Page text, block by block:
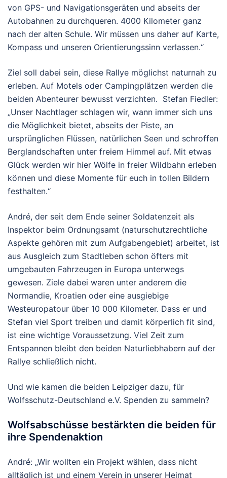
von GPS- und Navigationsgeräten und abseits der
Autobahnen zu durchqueren. 4000 Kilometer ganz
nach der alten Schule. Wir müssen uns daher auf Karte,
Kompass und unseren Orientierungssinn verlassen.“
Ziel soll dabei sein, diese Rallye möglichst naturnah zu
erleben. Auf Motels oder Campingplätzen werden die
beiden Abenteurer bewusst verzichten. Stefan Fiedler:
„Unser Nachtlager schlagen wir, wann immer sich uns
die Möglichkeit bietet, abseits der Piste, an
ursprünglichen Flüssen, natürlichen Seen und schroffen
Berglandschaften unter freiem Himmel auf. Mit etwas
Glück werden wir hier Wölfe in freier Wildbahn erleben
können und diese Momente für euch in tollen Bildern
festhalten.“
André, der seit dem Ende seiner Soldatenzeit als
Inspektor beim Ordnungsamt (naturschutzrechtliche
Aspekte gehören mit zum Aufgabengebiet) arbeitet, ist
aus Ausgleich zum Stadtleben schon öfters mit
umgebauten Fahrzeugen in Europa unterwegs
gewesen. Ziele dabei waren unter anderem die
Normandie, Kroatien oder eine ausgiebige
Westeuropatour über 10 000 Kilometer. Dass er und
Stefan viel Sport treiben und damit körperlich fit sind,
ist eine wichtige Voraussetzung. Viel Zeit zum
Entspannen bleibt den beiden Naturliebhabern auf der
Rallye schließlich nicht.
Und wie kamen die beiden Leipziger dazu, für
Wolfsschutz-Deutschland e.V. Spenden zu sammeln?
Wolfsabschüsse bestärkten die beiden für
ihre Spendenaktion
André: „Wir wollten ein Projekt wählen, dass nicht
alltäglich ist und einem Verein in unserer Heimat